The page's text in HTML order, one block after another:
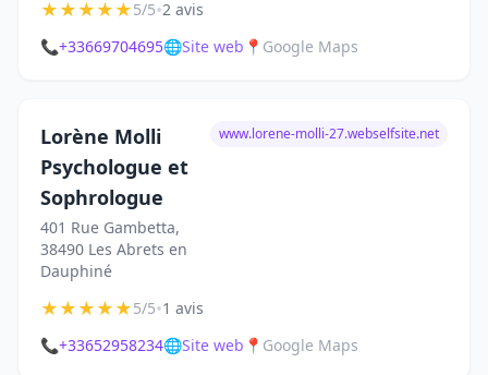
★★★★★5/5•2 avis
📞+33669704695🌐Site web 📍 Google Maps
Lorène Molli
Psychologue et
Sophrologue
401 Rue Gambetta,
38490 Les Abrets en
Dauphiné
www.lorene-molli-27.webselfsite.net
★★★★★5/5•1 avis
📞+33652958234🌐Site web 📍 Google Maps